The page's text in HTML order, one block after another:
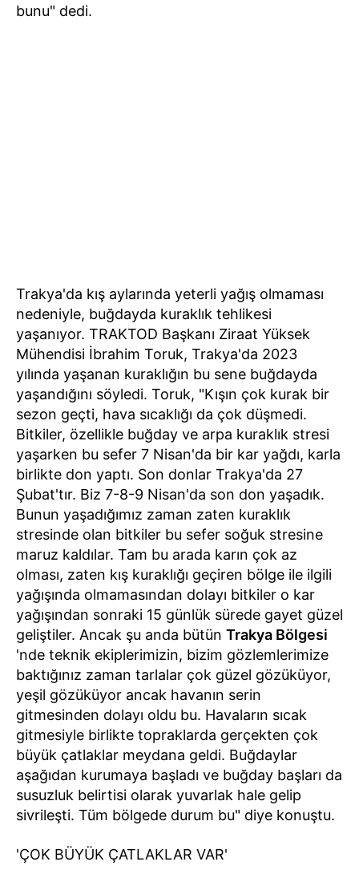
bunu" dedi.
Trakya'da kış aylarında yeterli yağış olmaması
nedeniyle, buğdayda kuraklık tehlikesi
yaşanıyor. TRAKTOD Başkanı Ziraat Yüksek
Mühendisi İbrahim Toruk, Trakya'da 2023
yılında yaşanan kuraklığın bu sene buğdayda
yaşandığını söyledi. Toruk, "Kışın çok kurak bir
sezon geçti, hava sıcaklığı da çok düşmedi.
Bitkiler, özellikle buğday ve arpa kuraklık stresi
yaşarken bu sefer 7 Nisan'da bir kar yağdı, karla
birlikte don yaptı. Son donlar Trakya'da 27
Şubat'tır. Biz 7-8-9 Nisan'da son don yaşadık.
Bunun yaşadığımız zaman zaten kuraklık
stresinde olan bitkiler bu sefer soğuk stresine
maruz kaldılar. Tam bu arada karın çok az
olması, zaten kış kuraklığı geçiren bölge ile ilgili
yağışında olmamasından dolayı bitkiler o kar
yağışından sonraki 15 günlük sürede gayet güzel
geliştiler. Ancak şu anda bütün Trakya Bölgesi
'nde teknik ekiplerimizin, bizim gözlemlerimize
baktığınız zaman tarlalar çok güzel gözüküyor,
yeşil gözüküyor ancak havanın serin
gitmesinden dolayı oldu bu. Havaların sıcak
gitmesiyle birlikte topraklarda gerçekten çok
büyük çatlaklar meydana geldi. Buğdaylar
aşağıdan kurumaya başladı ve buğday başları da
susuzluk belirtisi olarak yuvarlak hale gelip
sivrileşti. Tüm bölgede durum bu" diye konuştu.
'ÇOK BÜYÜK ÇATLAKLAR VAR'